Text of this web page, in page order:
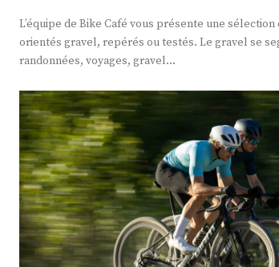
L’équipe de Bike Café vous présente une
orientés gravel, repérés ou testés. Le gravel se
randonnées, voyages, gravel...